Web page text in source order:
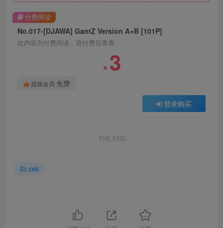
No.017-[DJAWA] GantZ Version A+B [101P]
此内容为付费阅读，请付费后查看
￥ 3
超级会员 免费
登录购买
付费阅读
THE END
zxkt